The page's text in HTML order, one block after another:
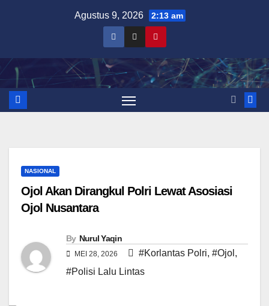
Agustus 9, 2026 2:13 am
NASIONAL
Ojol Akan Dirangkul Polri Lewat Asosiasi
Ojol Nusantara
By Nurul Yaqin
MEI 28, 2026 #Korlantas Polri, #Ojol ,
#Polisi Lalu Lintas